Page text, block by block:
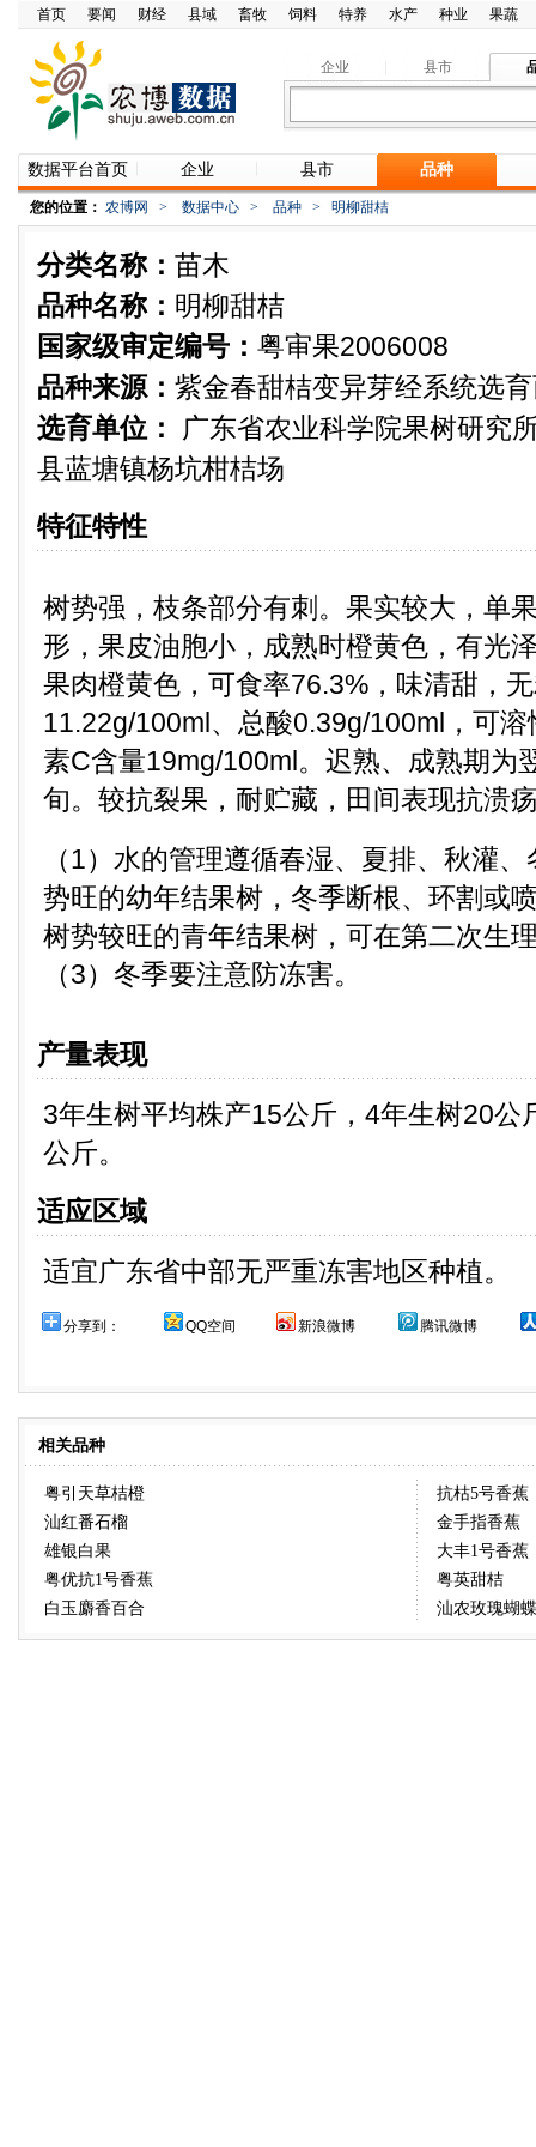
首页 要闻 财经 县域 畜牧 饲料 特养 水产 种业 果蔬
企业 县市
数据平台首页 企业 县市 品种
您的位置： 农博网 > 数据中心 > 品种 > 明柳甜桔
分类名称： 苗木
品种名称： 明柳甜桔
国家级审定编号： 粤审果2006008
品种来源： 紫金春甜桔变异芽经系统选
选育单位：
广东省农业科学院果树研究
县蓝塘镇杨坑柑桔场
特征特性
树势强，枝条部分有刺。果实较大，单
形，果皮油胞小，成熟时橙黄色，有光
果肉橙黄色，可食率76.3%，味清甜，
11.22g/100ml、总酸0.39g/100ml，可
素C含量19mg/100ml。迟熟、成熟期为
旬。较抗裂果，耐贮藏，田间表现抗溃
（1）水的管理遵循春湿、夏排、秋灌
势旺的幼年结果树，冬季断根、环割或
树势较旺的青年结果树，可在第二次生
（3）冬季要注意防冻害。
产量表现
3年生树平均株产15公斤，4年生树20公
公斤。
适应区域
适宜广东省中部无严重冻害地区种植。
分享到： QQ空间 新浪微博 腾讯微博
相关品种
粤引天草桔橙
汕红番石榴
雄银白果
粤优抗1号香蕉
白玉麝香百合
抗枯5号香蕉
金手指香蕉
大丰1号香蕉
粤英甜桔
汕农玫瑰蝴